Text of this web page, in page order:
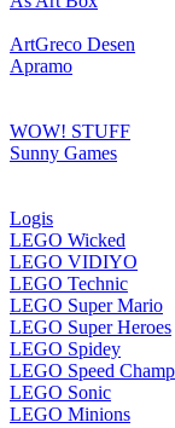
ArtGreco Desen
Apramo
WOW! STUFF
Sunny Games
Logis
LEGO Wicked
LEGO VIDIYO
LEGO Technic
LEGO Super Mario
LEGO Super Heroes
LEGO Spidey
LEGO Speed
LEGO Sonic
LEGO Minions